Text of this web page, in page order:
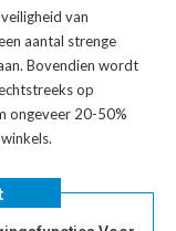
van
aantal strenge
Bovendien wordt
op
ongeveer 20-50%